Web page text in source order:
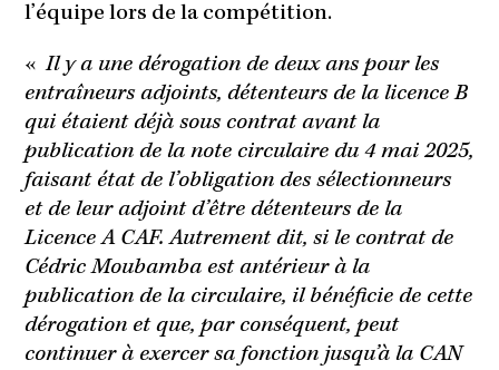
l’équipe lors de la compétition.
« Il y a une dérogation de deux ans pour les
entraîneurs adjoints, détenteurs de la licence B
qui étaient déjà sous contrat avant la
publication de la note circulaire du 4 mai 2025,
faisant état de l’obligation des sélectionneurs
et de leur adjoint d’être détenteurs de la
Licence A CAF. Autrement dit, si le contrat de
Cédric Moubamba est antérieur à la
publication de la circulaire, il bénéficie de cette
dérogation et que, par conséquent, peut
continuer à exercer sa fonction jusqu’à la CAN